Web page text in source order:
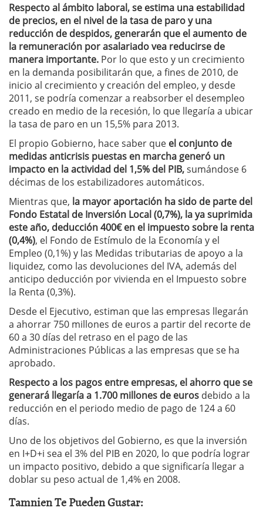
Respecto al ámbito laboral, se estima una estabilidad
de precios, en el nivel de la tasa de paro y una
reducción de despidos, generarán que el aumento de
la remuneración por asalariado vea reducirse de
manera importante. Por lo que esto y un crecimiento
en la demanda posibilitarán que, a fines de 2010, de
inicio al crecimiento y creación del empleo, y desde
2011, se podría comenzar a reabsorber el desempleo
creado en medio de la recesión, lo que llegaría a ubicar
la tasa de paro en un 15,5% para 2013.
El propio Gobierno, hace saber que el conjunto de
medidas anticrisis puestas en marcha generó un
impacto en la actividad del 1,5% del PIB,sumándose 6
décimas de los estabilizadores automáticos.
Mientras que, la mayor aportación ha sido de parte del
Fondo Estatal de Inversión Local (0,7%), la ya suprimida
este año, deducción 400€ en el impuesto sobre la renta
(0,4%), el Fondo de Estímulo de la Economía y el
Empleo (0,1%) y las Medidas tributarias de apoyo a la
liquidez, como las devoluciones del IVA, además del
anticipo deducción por vivienda en el Impuesto sobre
la Renta (0,3%).
Desde el Ejecutivo, estiman que las empresas llegarán
a ahorrar 750 millones de euros a partir del recorte de
60 a 30 días del retraso en el pago de las
Administraciones Públicas a las empresas que se ha
aprobado.
Respecto a los pagos entre empresas, el ahorro que se
generará llegaría a 1.700 millones de euros debido a la
reducción en el periodo medio de pago de 124 a 60
días.
Uno de los objetivos del Gobierno, es que la inversión
en I+D+i sea el 3% del PIB en 2020, lo que podría lograr
un impacto positivo, debido a que significaría llegar a
doblar su peso actual de 1,4% en 2008.
Tamnien Te Pueden Gustar: